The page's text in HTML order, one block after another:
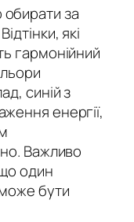
обирати за
які
гармонійний
синій з
енергії,
Важливо
один
бути